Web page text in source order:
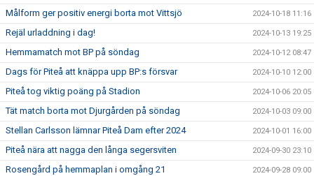
Målform ger positiv energi borta mot Vittsjö 2024-10-18 11:16
Rejäl urladdning i dag! 2024-10-13 19:25
Hemmamatch mot BP på söndag 2024-10-12 08:47
Dags för Piteå att knäppa upp BP:s försvar 2024-10-10 12:00
Piteå tog viktig poäng på Stadion 2024-10-06 20:05
Tät match borta mot Djurgården på söndag 2024-10-03 09:00
Stellan Carlsson lämnar Piteå Dam efter 2024 2024-10-01 16:00
Piteå nära att nagga den långa segersviten 2024-09-30 23:10
Rosengård på hemmaplan i omgång 21 2024-09-28 09:00